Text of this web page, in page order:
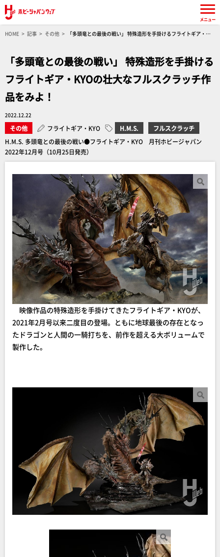
HOME 記事 その他
「多頭竜との最後の戦い」 特殊造形を手掛けるフライトギア・
「多頭竜との最後の戦い」 特殊造形を手掛ける
フライトギア・KYOの壮大なフルスクラッチ作
品をみよ！
2022.12.22
その他 フライトギア・KYO H.M.S.
フルスクラッチ
H.M.S. 多頭竜との最後の戦い●フライトギア・KYO 月刊ホビージャパン
2022年12月号（10月25日発売）
映像作品の特殊造形を手掛けてきたフライトギア・KYOが、
2021年2月号以来二度目の登場。ともに地球最後の存在となっ
たドラゴンと人間の一騎打ちを、前作を超える大ボリュームで
製作した。
メニュー